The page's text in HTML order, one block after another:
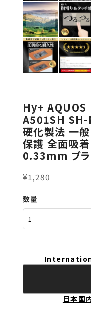
Hy+ AQUOS
A501SH SH-
硬化製法 一
保護 全面吸
0.33mm ブラ
¥1,280
数量
日本国